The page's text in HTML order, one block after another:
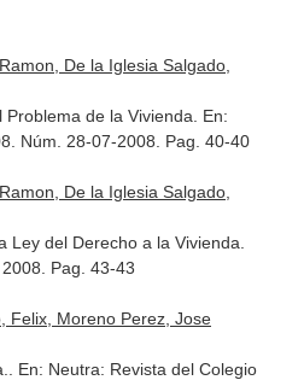
De la Iglesia Salgado,
de la Vivienda. En:
Núm. 28-07-2008. Pag. 40-40
De la Iglesia Salgado,
Ley del Derecho a la Vivienda.
. 2008. Pag. 43-43
Felix, Moreno Perez, Jose
En: Neutra: Revista del Colegio